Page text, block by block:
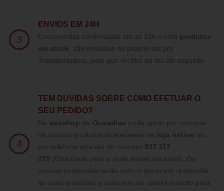
3
ENVIOS EM 24H
Encomendas confirmadas até às 12h e com produtos
em stock , são enviadas no próprio dia por
Transportadora, pelo que recebe no dia útil seguinte.
4
TE M DUVIDAS SOBRE COMO EFETUAR O
SEU PEDIDO?
Na sexshop da Ousadias pode optar por comprar
os nossos produtos diretamente na loja online ou
por telefone através do número 937 117
375 (Chamada para a rede móvel nacional)
. Os
nossos comerciais terão todo o gosto em responder
ás suas questões e colocá-lo no caminho certo para